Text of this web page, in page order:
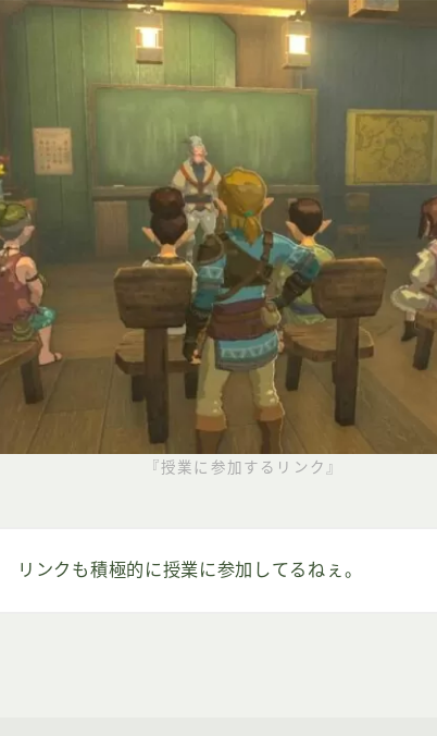
『授業に参加するリンク』
リンクも積極的に授業に参加してるねぇ。